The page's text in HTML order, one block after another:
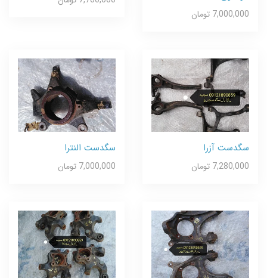
7,000,000 تومان
سگدست آزرا
7,280,000 تومان
سگدست النترا
7,000,000 تومان